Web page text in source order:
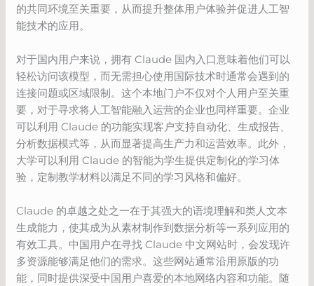
的共同环境至关重要，从而提升整体用户体验并促进人工智
能技术的应用。
对于国内用户来说，拥有 Claude 国内入口意味着他们可以
轻松访问该模型，而无需担心使用国际技术时通常会遇到的
连接问题或区域限制。这个本地门户不仅对个人用户至关重
要，对于寻求将人工智能融入运营的企业也同样重要。企业
可以利用 Claude 的功能实现客户支持自动化、生成报告、
分析数据模式等，从而显著提高生产力和运营效率。此外，
大学可以利用 Claude 的智能为学生提供定制化的学习体
验，定制教学材料以满足不同的学习风格和偏好。
Claude 的卓越之处之一在于其强大的语境理解和类人文本
生成能力，使其成为从素材制作到数据分析等一系列应用的
有效工具。中国用户在寻找 Claude 中文网站时，会发现许
多资源能够满足他们的需求。这些网站通常沿用原版的功
能，同时提供深受中国用户喜爱的本地网络内容和功能。随